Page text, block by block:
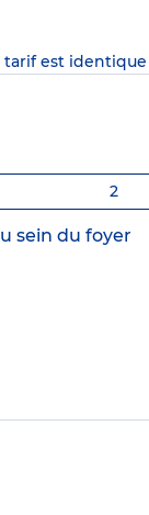
est
2
sein du foyer